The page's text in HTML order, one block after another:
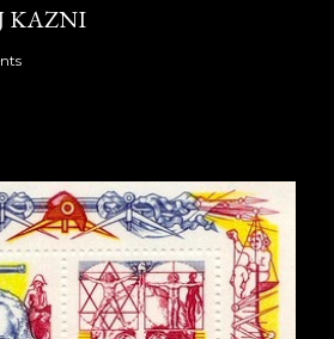
KAZNI